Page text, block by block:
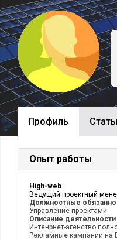
Профиль
Опыт работы
High-web
Ведущий проектный
Должностные
Управление проектами
Описание
Интенрнет-агенство
Рекламные кампании на